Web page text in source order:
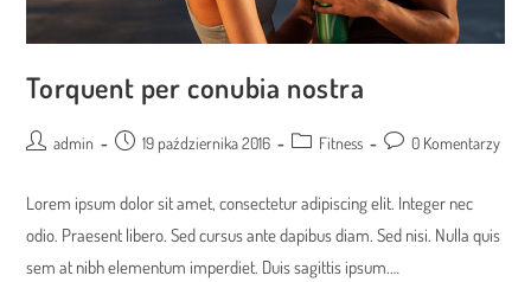
Torquent per conubia nostra
Post admin
Post 19 października 2016
Post Fitness
Post 0 Komentarzy
Lorem ipsum dolor sit amet, consectetur adipiscing elit. Integer nec
odio. Praesent libero. Sed cursus ante dapibus diam. Sed nisi. Nulla quis
sem at nibh elementum imperdiet. Duis sagittis ipsum.…